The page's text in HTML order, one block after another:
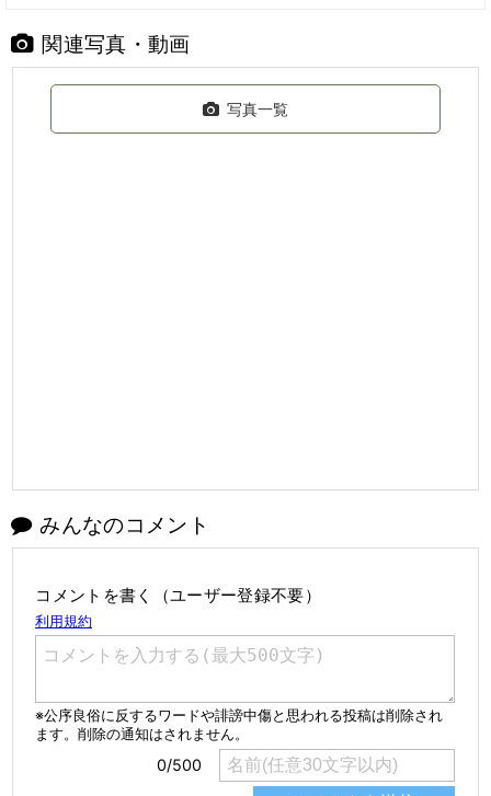
関連写真・動画
写真一覧
みんなのコメント
コメントを書く（ユーザー登録不要）